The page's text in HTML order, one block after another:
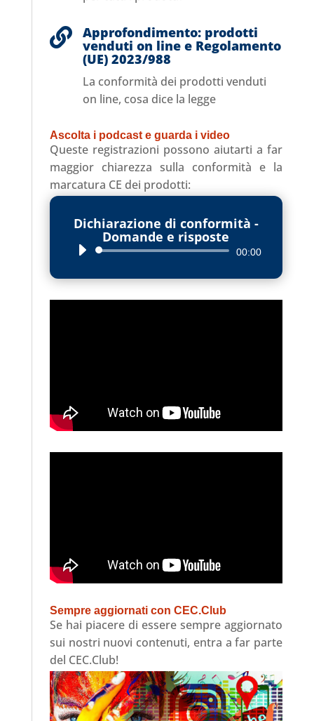
 Approfondimento: prodotti
venduti on line e Regolamento
(UE) 2023/988
La conformità dei prodotti venduti
on line, cosa dice la legge
Ascolta i podcast e guarda i video
Queste registrazioni possono aiutarti a far
maggior chiarezza sulla conformità e la
marcatura CE dei prodotti:
Dichiarazione di conformità -
Domande e risposte
Audio
00:00
Sempre aggiornati con CEC.Club
Se hai piacere di essere sempre aggiornato
sui nostri nuovi contenuti, entra a far parte
del CEC.Club!